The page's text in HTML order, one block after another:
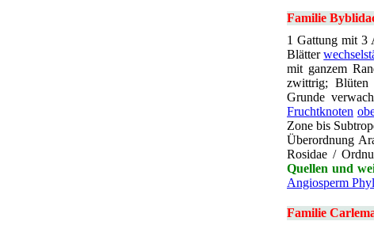
Familie
1 Gattung mit 3
Blätter
mit ganzem
zwittrig;
Grunde
Fruchtknoten
Zone bis
Überordnung
Rosidae /
Quellen und
Angiosperm
Familie